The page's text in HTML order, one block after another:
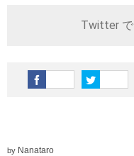
Twitter で
by Nanataro